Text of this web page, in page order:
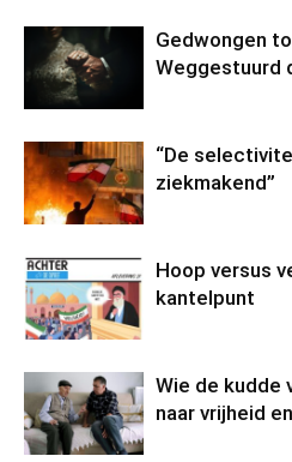
Gedwongen
Weggestuurd
“De
ziekmakend”
Hoop versus
kantelpunt
Wie de kudde
naar vrijheid